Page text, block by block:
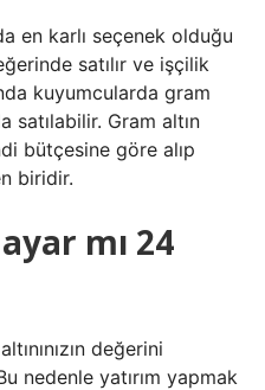
en karlı seçenek olduğu
satılır ve işçilik
kuyumcularda gram
satılabilir. Gram altın
bütçesine göre alıp
biridir.
mı 24
değerini
nedenle yatırım yapmak